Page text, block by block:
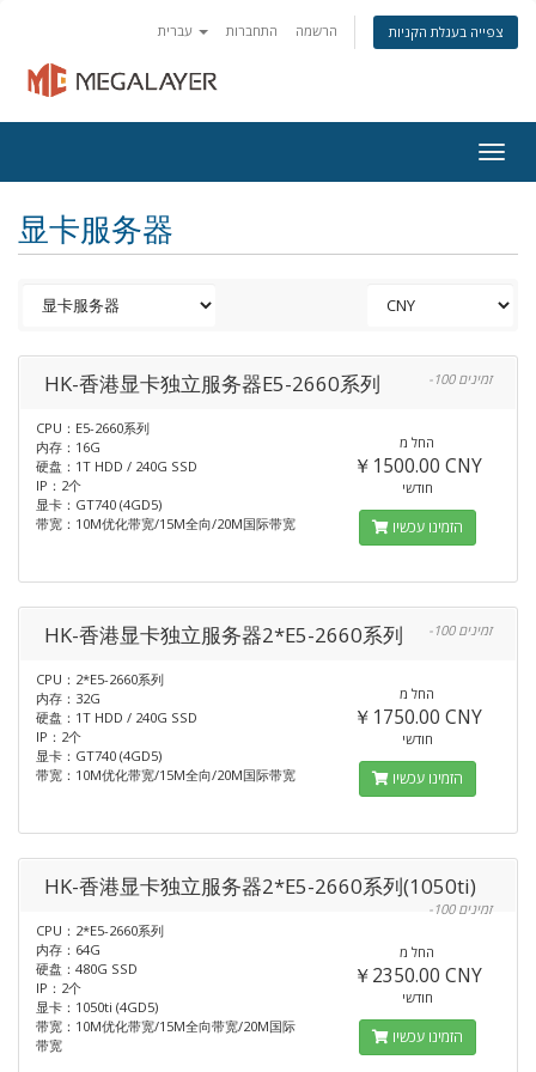
התחברות הרשמה צפייה בעגלת הקניות
显卡服务器
HK-香港显卡独立服务器E5-2660系列 -100 זמינים
CPU：E5-2660系列
内存：16G
硬盘：1T HDD / 240G SSD
IP：2个
显卡：GT740 (4GD5)
带宽：10M优化带宽/15M全向/20M国际带宽
החל מ
￥1500.00 CNY
חודשי
הזמינו עכשיו
HK-香港显卡独立服务器2*E5-2660系列 -100 זמינים
CPU：2*E5-2660系列
内存：32G
硬盘：1T HDD / 240G SSD
IP：2个
显卡：GT740 (4GD5)
带宽：10M优化带宽/15M全向/20M国际带宽
החל מ
￥1750.00 CNY
חודשי
הזמינו עכשיו
HK-香港显卡独立服务器2*E5-2660系列(1050ti)
-100 זמינים
CPU：2*E5-2660系列
内存：64G
硬盘：480G SSD
IP：2个
显卡：1050ti (4GD5)
带宽：10M优化带宽/15M全向带宽/20M国际
带宽
החל מ
￥2350.00 CNY
חודשי
הזמינו עכשיו